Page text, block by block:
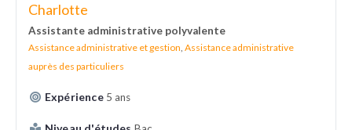
Charlotte
Assistante administrative polyvalente
Assistance administrative et gestion, Assistance administrative
auprès des particuliers
Expérience 5 ans